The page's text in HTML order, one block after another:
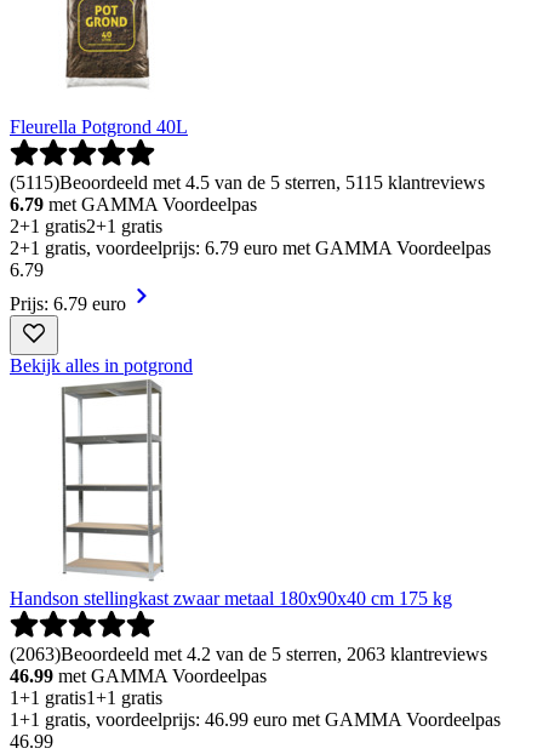
Fleurella Potgrond 40L
(5115)Beoordeeld met 4.5 van de 5 sterren, 5115 klantreviews
6.79 met GAMMA Voordeelpas
2+1 gratis2+1 gratis
2+1 gratis, voordeelprijs: 6.79 euro met GAMMA Voordeelpas
6.79
Prijs: 6.79 euro
Bekijk alles in potgrond
Handson stellingkast zwaar metaal 180x90x40 cm 175 kg
(2063)Beoordeeld met 4.2 van de 5 sterren, 2063 klantreviews
46.99 met GAMMA Voordeelpas
1+1 gratis1+1 gratis
1+1 gratis, voordeelprijs: 46.99 euro met GAMMA Voordeelpas
46.99